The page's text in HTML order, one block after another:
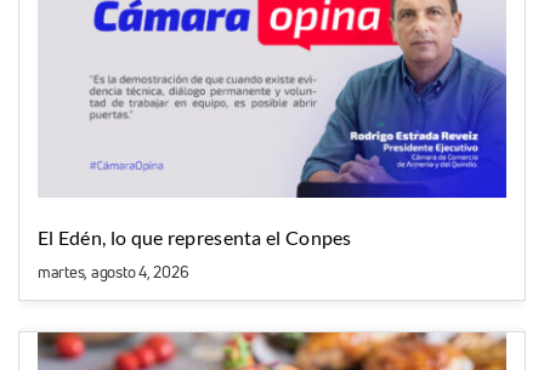
El Edén, lo que representa el Conpes
martes, agosto 4, 2026